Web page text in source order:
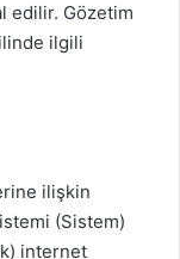
edilir. Gözetim
ilgili
ilişkin
(Sistem)
internet